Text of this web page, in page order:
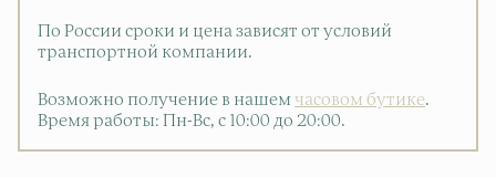
По России сроки и цена зависят от условий
транспортной компании.
Возможно получение в нашем часовом бутике.
Время работы: Пн-Вс, с 10:00 до 20:00.